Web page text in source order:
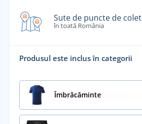
Sute de puncte de
în toată România
Produsul este inclus în categorii
Îmbrăcăminte